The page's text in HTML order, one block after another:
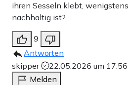
ihren Sesseln klebt,
nachhaltig ist?
9
Antworten
skipper
22.05.2026 um 17:56
Melden